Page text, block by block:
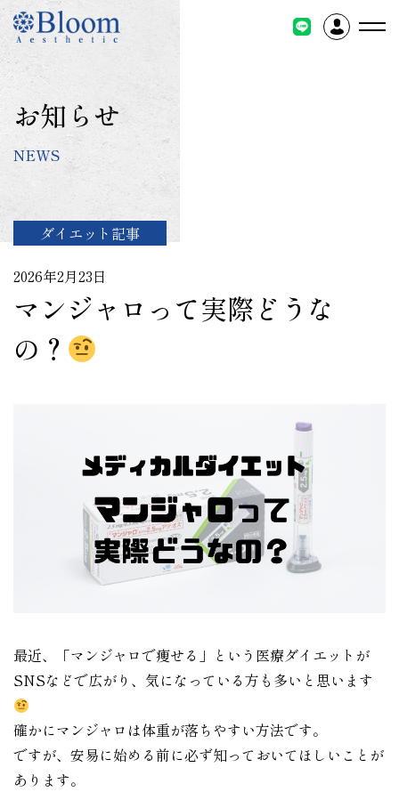
コ
テ
ン
ツ
に
キ
お知らせ
NEWS
ダイエット記事
2026年2月23日
マンジャロって実際どうな
の？
最近、「マンジャロで痩せる」という医療ダイエットが
SNSなどで広がり、気になっている方も多いと思います
確かにマンジャロは体重が落ちやすい方法です。
ですが、安易に始める前に必ず知っておいてほしいことが
あります。